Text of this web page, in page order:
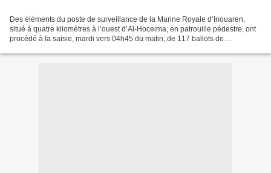
Des éléments du poste de surveillance de la Marine Royale d’Inouaren,
situé à quatre kilomètres à l’ouest d’Al-Hoceima, en patrouille pédestre, ont
procédé à la saisie, mardi vers 04h45 du matin, de 117 ballots de